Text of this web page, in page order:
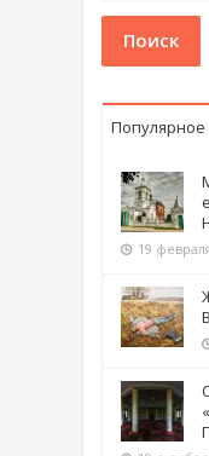
Поиск
Популярное
19